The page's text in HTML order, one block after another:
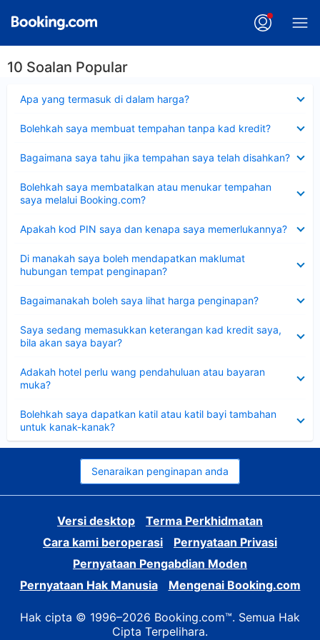
10 Soalan Popular
Apa yang termasuk di dalam harga?
Bolehkah saya membuat tempahan tanpa kad kredit?
Bagaimana saya tahu jika tempahan saya telah disahkan?
Bolehkah saya membatalkan atau menukar tempahan
saya melalui Booking.com?
Apakah kod PIN saya dan kenapa saya memerlukannya?
Di manakah saya boleh mendapatkan maklumat
hubungan tempat penginapan?
Bagaimanakah boleh saya lihat harga penginapan?
Saya sedang memasukkan keterangan kad kredit saya,
bila akan saya bayar?
Adakah hotel perlu wang pendahuluan atau bayaran
muka?
Bolehkah saya dapatkan katil atau katil bayi tambahan
untuk kanak-kanak?
Senaraikan penginapan anda
Versi desktop
Terma Perkhidmatan
Cara kami beroperasi
Pernyataan Privasi
Pernyataan Pengabdian Moden
Pernyataan Hak Manusia
Mengenai Booking.com
Hak cipta © 1996–2026 Booking.com™. Semua Hak
Cipta Terpelihara.